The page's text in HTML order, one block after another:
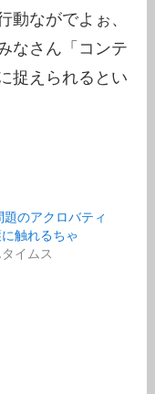
動ながでよぉ、
なさん「コンテ
捉えられるとい
のアクロバティ
触れるちゃ
イムス